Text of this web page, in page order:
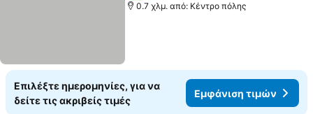
0.7 χλμ. από: Κέντρο πόλης
Επιλέξτε ημερομηνίες, για να
δείτε τις ακριβείς τιμές
Εμφάνιση τιμών